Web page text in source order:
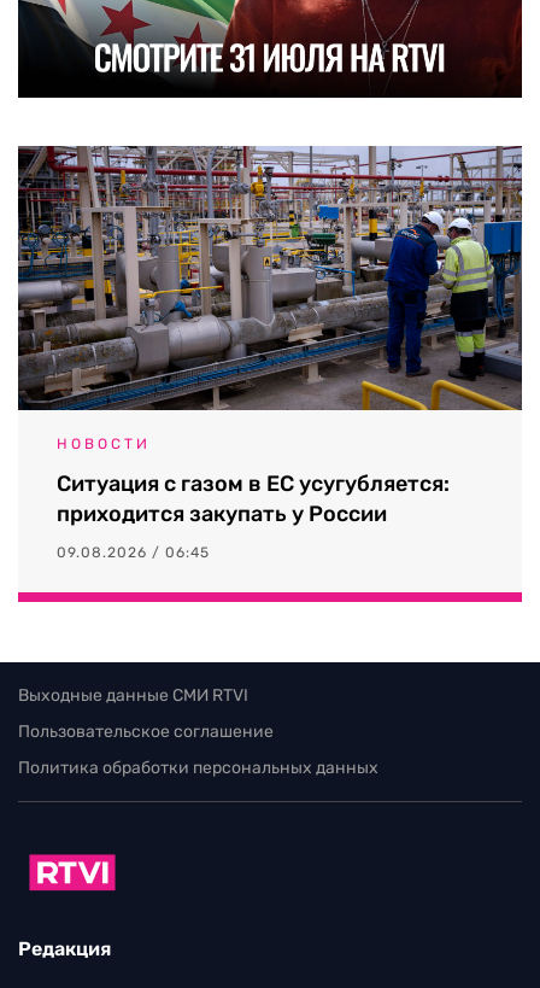
НОВОСТИ
Ситуация с газом в ЕС усугубляется:
приходится закупать у России
09.08.2026 / 06:45
Выходные данные СМИ RTVI
Пользовательское соглашение
Политика обработки персональных данных
Редакция